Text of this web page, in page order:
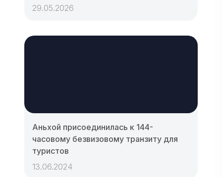
29.05.2026
Аньхой присоединилась к 144-
часовому безвизовому транзиту для
туристов
13.06.2024